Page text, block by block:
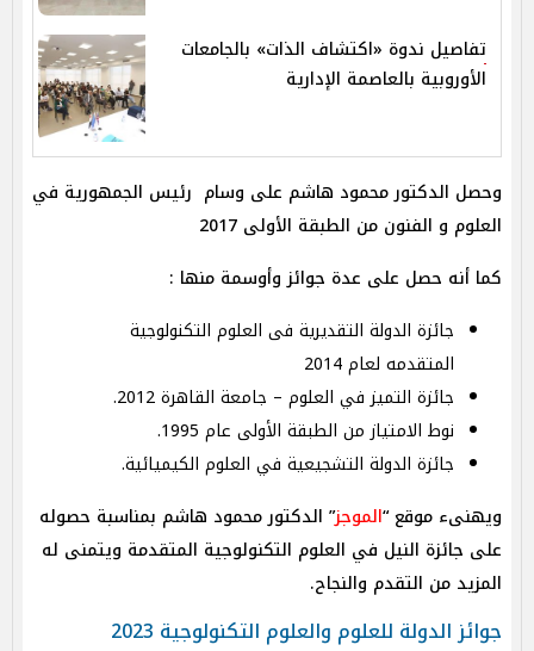
تفاصيل ندوة «اكتشاف الذات» بالجامعات
الأوروبية بالعاصمة الإدارية
وحصل الدكتور محمود هاشم على وسام رئيس الجمهورية في
العلوم و الفنون من الطبقة الأولى 2017
كما أنه حصل على عدة جوائز وأوسمة منها :
جائزة الدولة التقديرية فى العلوم التكنولوجية
المتقدمه لعام 2014
جائزة التميز في العلوم – جامعة القاهرة 2012.
نوط الامتياز من الطبقة الأولى عام 1995.
جائزة الدولة التشجيعية في العلوم الكيميائية.
ويهنىء موقع “الموجز” الدكتور محمود هاشم بمناسبة حصوله
على جائزة النيل في العلوم التكنولوجية المتقدمة ويتمنى له
المزيد من التقدم والنجاح.
جوائز الدولة للعلوم والعلوم التكنولوجية 2023